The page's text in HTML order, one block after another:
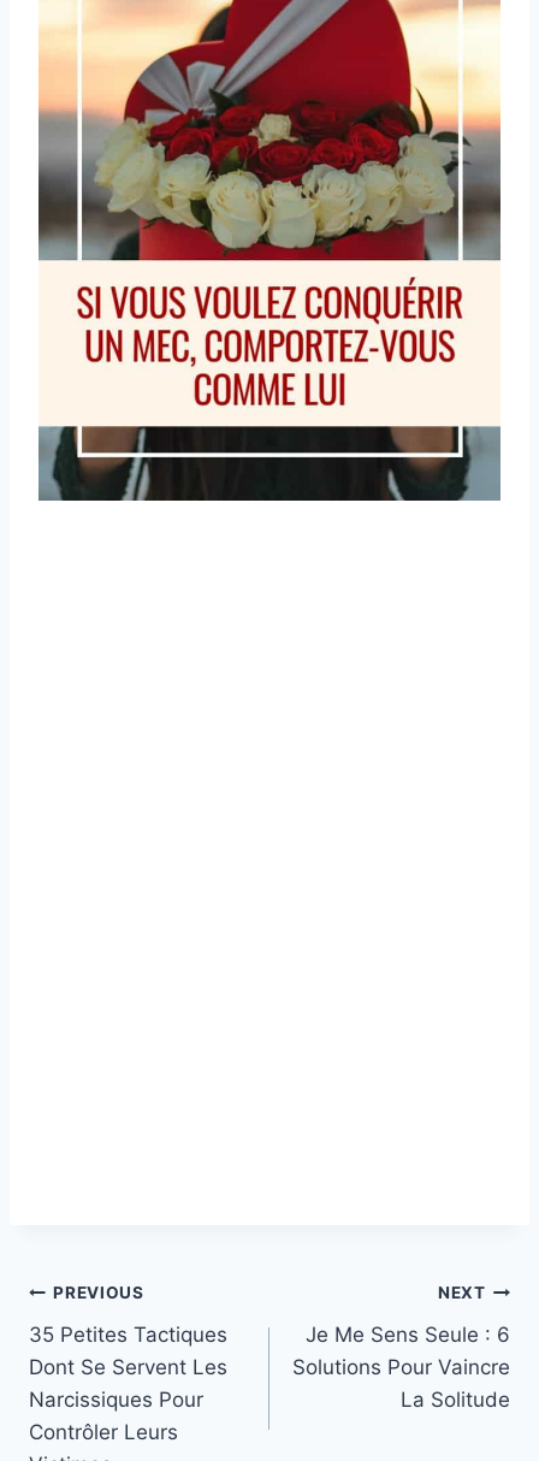
Post
navigation
PREVIOUS
35 Petites Tactiques
Dont Se Servent Les
Narcissiques Pour
Contrôler Leurs
NEXT
Je Me Sens Seule : 6
Solutions Pour Vaincre
La Solitude